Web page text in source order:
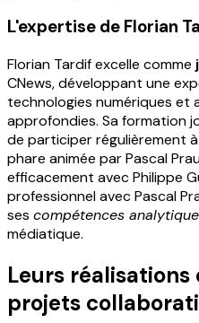
L'expertise de Florian
Florian Tardif excelle comme
CNews, développant une
technologies numériques et
approfondies. Sa formation
de participer régulièrement à
phare animée par Pascal
efficacement avec Philippe
professionnel avec Pascal
ses compétences
médiatique.
Leurs
projets